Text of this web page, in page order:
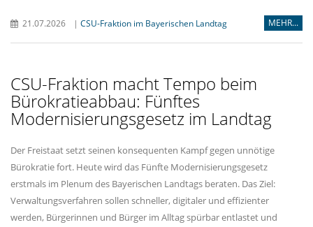
21.07.2026 | CSU-Fraktion im Bayerischen Landtag MEHR...
CSU-Fraktion macht Tempo beim
Bürokratieabbau: Fünftes
Modernisierungsgesetz im Landtag
Der Freistaat setzt seinen konsequenten Kampf gegen unnötige
Bürokratie fort. Heute wird das Fünfte Modernisierungsgesetz
erstmals im Plenum des Bayerischen Landtags beraten. Das Ziel:
Verwaltungsverfahren sollen schneller, digitaler und effizienter
werden, Bürgerinnen und Bürger im Alltag spürbar entlastet und